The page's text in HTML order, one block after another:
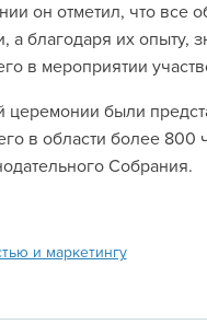
он отметил, что все
а благодаря их опыту,
в мероприятии
были
в области более
Собрания.
и маркетингу